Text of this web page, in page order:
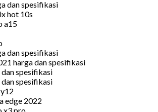
dan spesifikasi
hot 10s
a15
dan spesifikasi
harga dan spesifikasi
spesifikasi
spesifikasi
edge 2022
x3 pro